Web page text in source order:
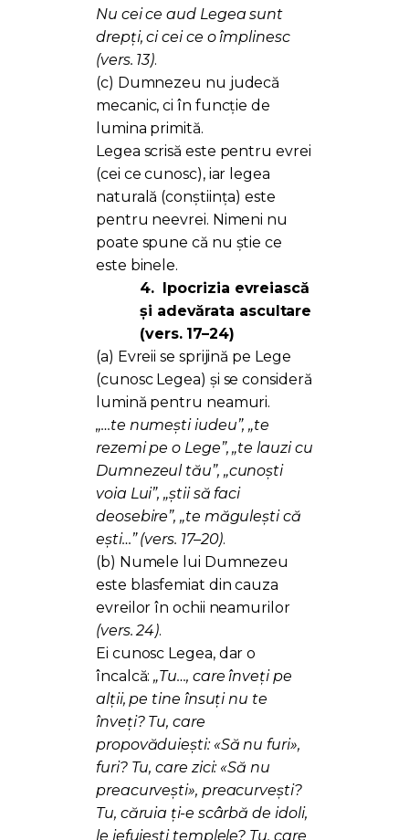
Nu cei ce aud Legea sunt
drepți, ci cei ce o împlinesc
(vers. 13).
(c) Dumnezeu nu judecă
mecanic, ci în funcție de
lumina primită.
Legea scrisă este pentru evrei
(cei ce cunosc), iar legea
naturală (conștiința) este
pentru neevrei. Nimeni nu
poate spune că nu știe ce
este binele.
4. Ipocrizia evreiască
și adevărata ascultare
(vers. 17–24)
(a) Evreii se sprijină pe Lege
(cunosc Legea) și se consideră
lumină pentru neamuri.
„…te numești iudeu”, „te
rezemi pe o Lege”, „te lauzi cu
Dumnezeul tău”, „cunoști
voia Lui”, „știi să faci
deosebire”, „te măgulești că
ești…” (vers. 17–20).
(b) Numele lui Dumnezeu
este blasfemiat din cauza
evreilor în ochii neamurilor
(vers. 24).
Ei cunosc Legea, dar o
încalcă:„Tu…, care înveți pe
alții, pe tine însuți nu te
înveți? Tu, care
propovăduiești: «Să nu furi»,
furi? Tu, care zici: «Să nu
preacurvești», preacurvești?
Tu, căruia ți-e scârbă de idoli,
le jefuiești templele? Tu, care